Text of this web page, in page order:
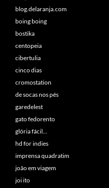
blog.delaranja.com
boing boing
bostika
centopeia
cibertulia
cinco dias
cromostation
de socas nos pés
garedelest
gato fedorento
glória fácil…
hd for indies
imprensa quadratim
joão em viagem
joi ito